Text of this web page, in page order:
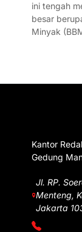
ini tengah
besar
Minyak
Kantor
Gedung
Jl. RP.
Menteng,
Jakarta